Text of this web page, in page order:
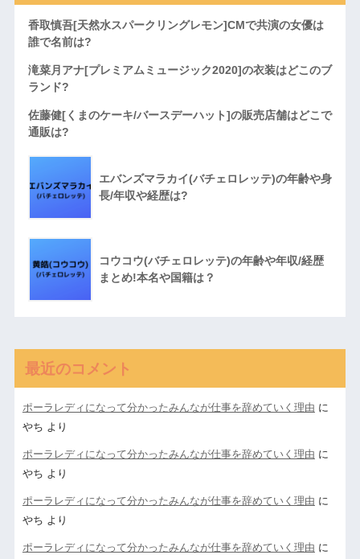
香取慎吾[天然水スパークリングレモン]CMで共演の女優は
誰で名前は?
滝菜月アナ[プレミアムミュージック2020]の衣装はどこのブ
ランド?
佐藤健[くまのケーキ/バースデーハット]の販売店舗はどこで
通販は?
エバンズマラカイ(バチェロレッテ)の年齢や身
長/年収や経歴は?
コウコウ(バチェロレッテ)の年齢や年収/経歴
まとめ!本名や国籍は？
最近のコメント
ポーラレディになって分かったみんなが仕事を辞めていく理由 に
やち より
ポーラレディになって分かったみんなが仕事を辞めていく理由 に
やち より
ポーラレディになって分かったみんなが仕事を辞めていく理由 に
やち より
ポーラレディになって分かったみんなが仕事を辞めていく理由 に